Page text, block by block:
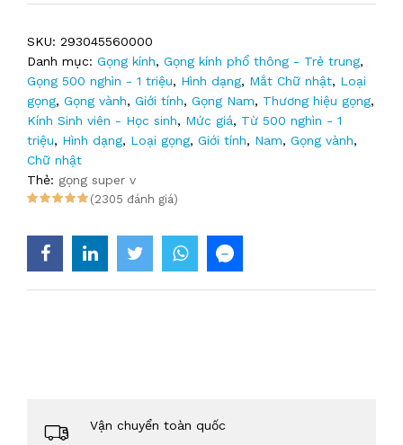
SKU: 293045560000
Danh mục: Gọng kính, Gọng kính phổ thông - Trẻ trung,
Gọng 500 nghìn - 1 triệu, Hình dạng, Mắt Chữ nhật, Loại
gọng, Gọng vành, Giới tính, Gọng Nam, Thương hiệu gọng,
Kính Sinh viên - Học sinh, Mức giá, Từ 500 nghìn - 1
triệu, Hình dạng, Loại gọng, Giới tính, Nam, Gọng vành,
Chữ nhật
Thẻ: gọng super v
(2305 đánh giá)
Vận chuyển toàn quốc